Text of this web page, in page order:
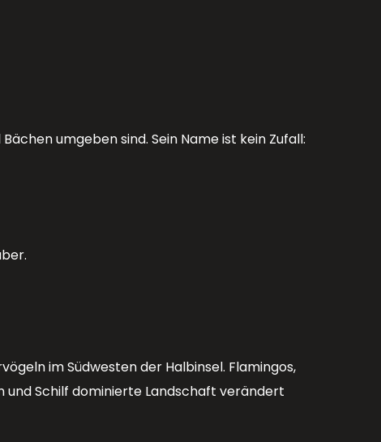
umgeben sind. Sein Name ist kein Zufall:
im Südwesten der Halbinsel. Flamingos,
und Schilf dominierte Landschaft verändert